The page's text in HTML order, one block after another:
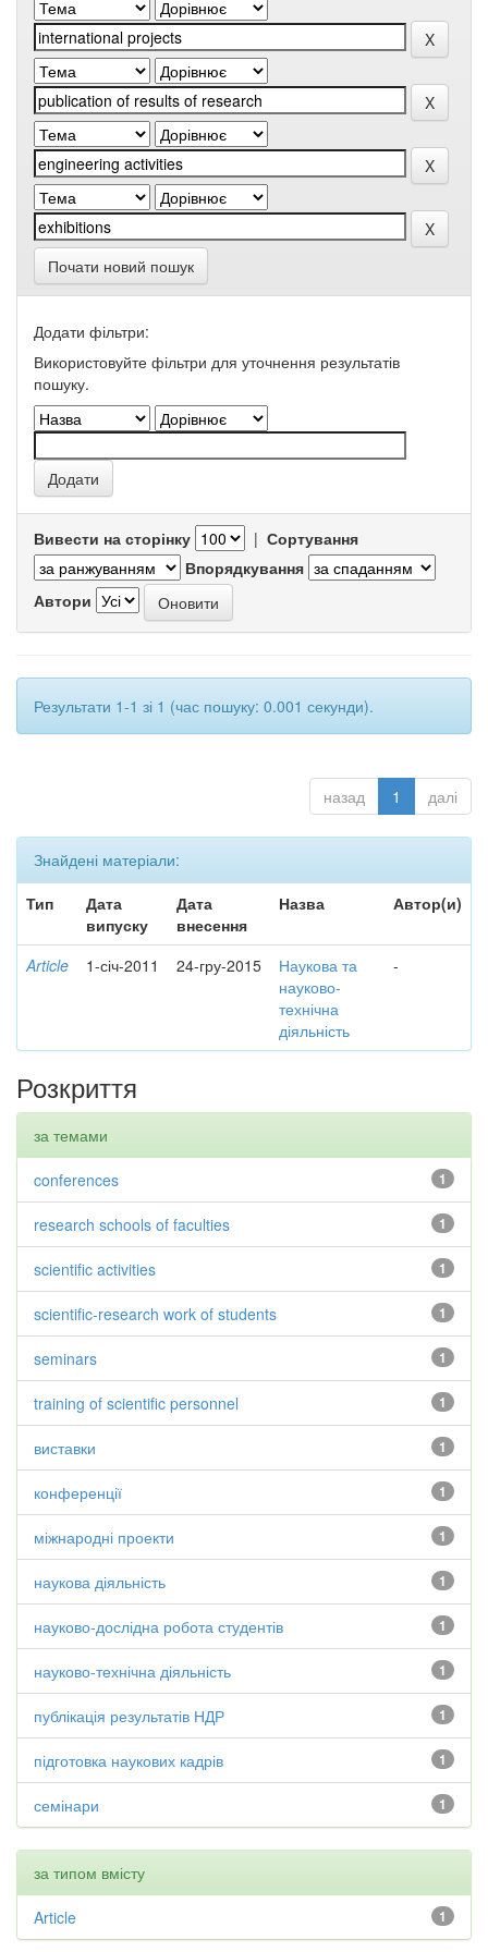
Почати новий пошук
Додати фільтри:
Використовуйте фільтри для уточнення результатів
пошуку.
Вивести на сторінку | Сортування
Впорядкування
Автори
Результати 1-1 зі 1 (час пошуку: 0.001 секунди).
назад 1 далі
Знайдені матеріали:
Тип
Дата
випуску
Дата
внесення
Назва Автор(и)
Article 1-січ-2011 24-гру-2015
Наукова та
науково-
технічна
діяльність
-
Розкриття
за темами
1
conferences
1
research schools of faculties
1
scientific activities
1
scientific-research work of students
1
seminars
1
training of scientific personnel
1
виставки
1
конференції
1
міжнародні проекти
1
наукова діяльність
1
науково-дослідна робота студентів
1
науково-технічна діяльність
1
публікація результатів НДР
1
підготовка наукових кадрів
1
семінари
за типом вмісту
1
Article